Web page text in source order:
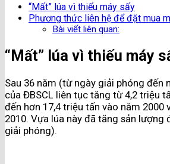
“Mất” lúa vì thiếu máy sấy
Phương thức liên hệ để đặt mua
Bài viết liên quan:
“Mất” lúa vì thiếu máy
Sau 36 năm (từ ngày giải phóng đến
của ĐBSCL liên tục tăng từ 4,2 triệu
đến hơn 17,4 triệu tấn vào năm 2000
2010. Vựa lúa này đã tăng sản lượng
giải phóng).